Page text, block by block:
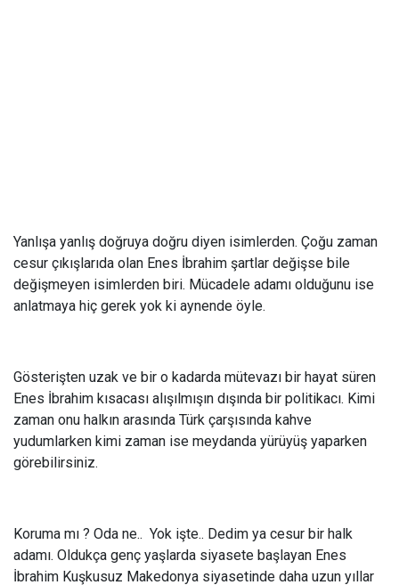
Yanlışa yanlış doğruya doğru diyen isimlerden. Çoğu zaman
cesur çıkışlarıda olan Enes İbrahim şartlar değişse bile
değişmeyen isimlerden biri. Mücadele adamı olduğunu ise
anlatmaya hiç gerek yok ki aynende öyle.
Gösterişten uzak ve bir o kadarda mütevazı bir hayat süren
Enes İbrahim kısacası alışılmışın dışında bir politikacı. Kimi
zaman onu halkın arasında Türk çarşısında kahve
yudumlarken kimi zaman ise meydanda yürüyüş yaparken
görebilirsiniz.
Koruma mı ? Oda ne.. Yok işte.. Dedim ya cesur bir halk
adamı. Oldukça genç yaşlarda siyasete başlayan Enes
İbrahim Kuşkusuz Makedonya siyasetinde daha uzun yıllar